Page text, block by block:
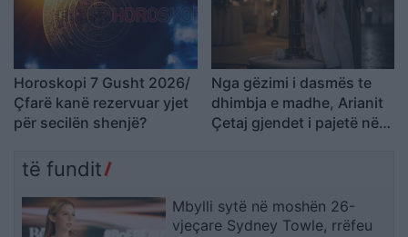
Horoskopi 7 Gusht 2026/
Çfarë kanë rezervuar yjet
për secilën shenjë?
Nga gëzimi i dasmës te
dhimbja e madhe, Arianit
Çetaj gjendet i pajetë në
të fundit
Mbylli sytë në moshën 26-
vjeçare Sydney Towle, rrëfeu